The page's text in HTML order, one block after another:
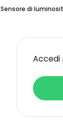
Sensore di
Accedi